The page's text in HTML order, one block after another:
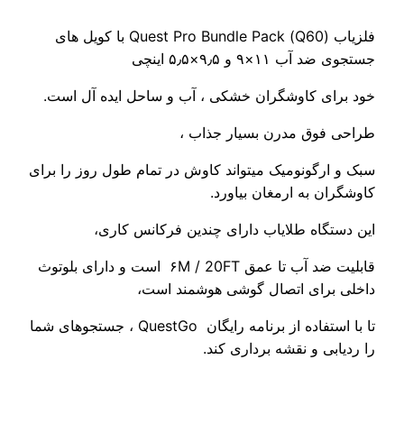
فلزیاب (Q60) Quest Pro Bundle Pack با کویل های
اینچی
خشکی ، آب و ساحل ایده آل است.
مدرن بسیار جذاب ،
میتواند کاوش در تمام طول روز را برای
ارمغان بیاورد.
طلایاب دارای چندین فرکانس کاری،
قابلیت ضد آب تا عمق ۶M / 20FT است و دارای بلوتوث
اتصال گوشی هوشمند است،
تا با استفاده از برنامه رایگان QuestGo ، جستجوهای شما
نقشه برداری کند.